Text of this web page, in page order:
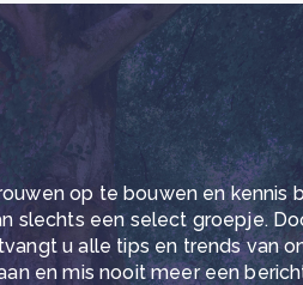
op te bouwen en kennis
slechts een select groepje.
u alle tips en trends van
en mis nooit meer een